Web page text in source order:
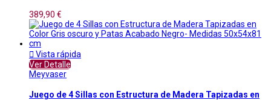
389,90 €
 Vista rápida
Ver Detalle
Meyvaser
Juego de 4 Sillas con Estructura de Madera Tapizadas en